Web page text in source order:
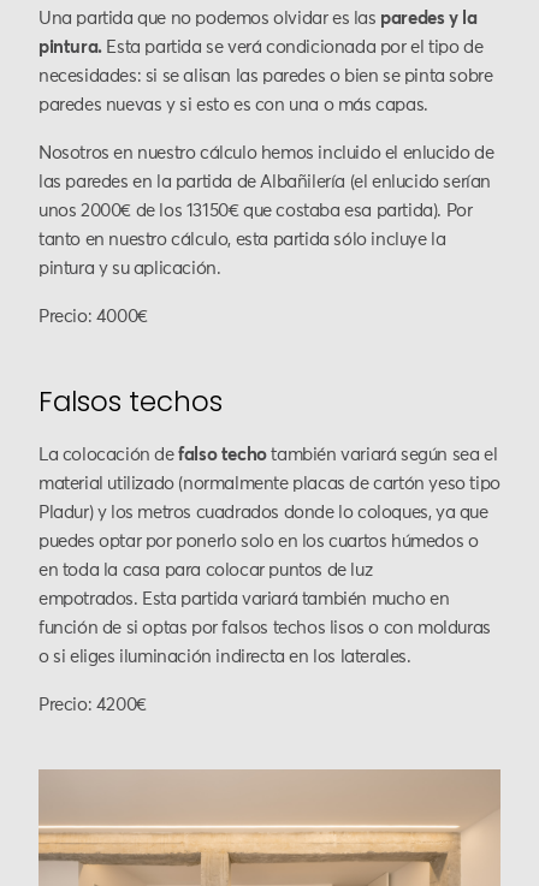
Una partida que no podemos olvidar es las paredes y la
pintura. Esta partida se verá condicionada por el tipo de
necesidades: si se alisan las paredes o bien se pinta sobre
paredes nuevas y si esto es con una o más capas.
Nosotros en nuestro cálculo hemos incluido el enlucido de
las paredes en la partida de Albañilería (el enlucido serían
unos 2000€ de los 13150€ que costaba esa partida). Por
tanto en nuestro cálculo, esta partida sólo incluye la
pintura y su aplicación.
Precio: 4000€
Falsos techos
La colocación defalso techotambién variará según sea el
material utilizado (normalmente placas de cartón yeso tipo
Pladur) y los metros cuadrados donde lo coloques, ya que
puedes optar por ponerlo solo en los cuartos húmedos o
en toda la casa para colocar puntos de luz
empotrados. Esta partida variará también mucho en
función de si optas por falsos techos lisos o con molduras
o si eliges iluminación indirecta en los laterales.
Precio: 4200€